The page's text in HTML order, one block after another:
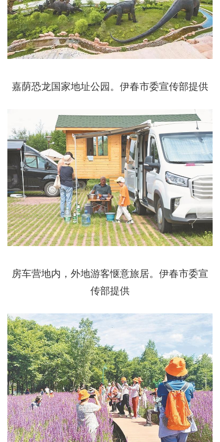
嘉荫恐龙国家地址公园。伊春市委宣传部提供
房车营地内，外地游客惬意旅居。伊春市委宣
传部提供